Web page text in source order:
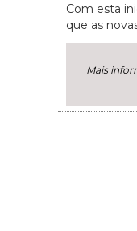
Com esta
que as
Mais